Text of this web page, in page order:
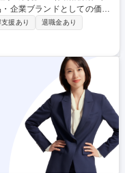
企業ブランドとしての価値
ケティングを活用した情報
ルマーケティング運用 … I
やメールマガジンを活用し
とエンゲージメントの強化
トに対する検索エンジン
等の分析ツールを用い
援あり
退職金あり